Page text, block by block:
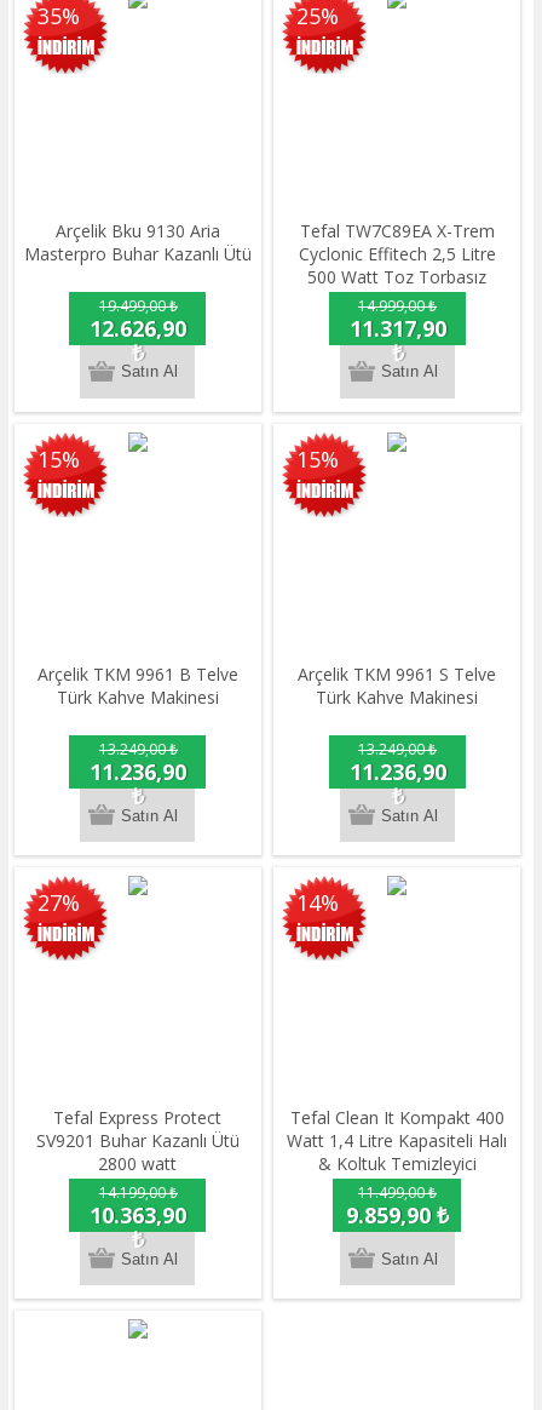
35%
Arçelik Bku 9130 Aria
Masterpro Buhar Kazanlı Ütü
19.499,00 ₺
12.626,90
₺
25%
Tefal TW7C89EA X-Trem
Cyclonic Effitech 2,5 Litre
500 Watt Toz Torbasız
Elektrikli Süpürge
Siyah&Bronz
14.999,00 ₺
11.317,90
₺
15%
Arçelik TKM 9961 B Telve
Türk Kahve Makinesi
13.249,00 ₺
11.236,90
₺
15%
Arçelik TKM 9961 S Telve
Türk Kahve Makinesi
13.249,00 ₺
11.236,90
₺
27%
Tefal Express Protect
SV9201 Buhar Kazanlı Ütü
2800 watt
14.199,00 ₺
10.363,90
₺
14%
Tefal Clean It Kompakt 400
Watt 1,4 Litre Kapasiteli Halı
& Koltuk Temizleyici
11.499,00 ₺
9.859,90 ₺